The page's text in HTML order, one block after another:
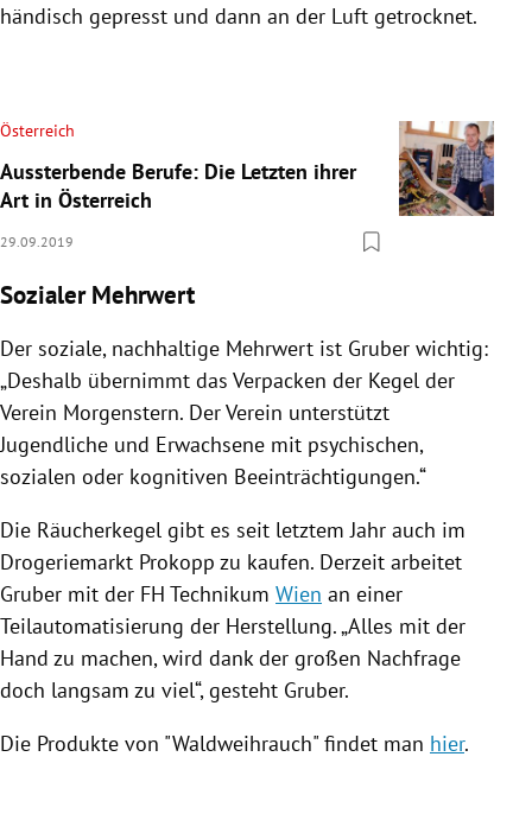
händisch gepresst und dann an der Luft getrocknet.
Österreich
Aussterbende Berufe: Die Letzten ihrer
Art in Österreich
29.09.2019
Sozialer Mehrwert
Der soziale, nachhaltige Mehrwert ist Gruber wichtig:
„Deshalb übernimmt das Verpacken der Kegel der
Verein Morgenstern. Der Verein unterstützt
Jugendliche und Erwachsene mit psychischen,
sozialen oder kognitiven Beeinträchtigungen.“
Die Räucherkegel gibt es seit letztem Jahr auch im
Drogeriemarkt Prokopp zu kaufen. Derzeit arbeitet
Gruber mit der FH Technikum Wien an einer
Teilautomatisierung der Herstellung. „Alles mit der
Hand zu machen, wird dank der großen Nachfrage
doch langsam zu viel“, gesteht Gruber.
Die Produkte von "Waldweihrauch" findet man hier.